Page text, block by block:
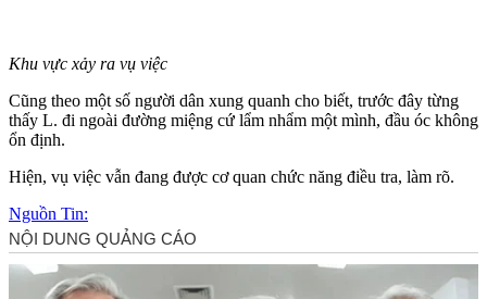
Khu vực xảy ra vụ việc
Cũng theo một số người dân xung quanh cho biết, trước đây từng
thấy L. đi ngoài đường miệng cứ lẩm nhẩm một mình, đầu óc không
ổn định.
Hiện, vụ việc vẫn đang được cơ quan chức năng điều tra, làm rõ.
Nguồn Tin: